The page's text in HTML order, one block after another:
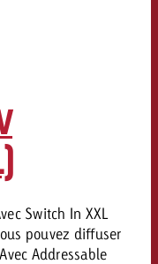
Switch In XXL
pouvez diffuser
Addressable